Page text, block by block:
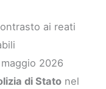
ai reati
2026
di Stato nel